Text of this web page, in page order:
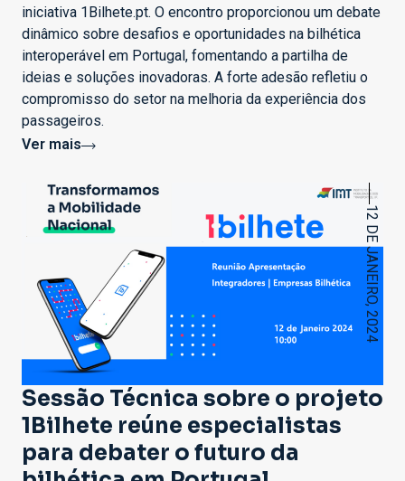
iniciativa 1Bilhete.pt. O encontro proporcionou um debate
dinâmico sobre desafios e oportunidades na bilhética
interoperável em Portugal, fomentando a partilha de
ideias e soluções inovadoras. A forte adesão refletiu o
compromisso do setor na melhoria da experiência dos
passageiros.
Ver mais
Sessão Técnica sobre o projeto
1Bilhete reúne especialistas
para debater o futuro da
12 DE JANEIRO, 2024